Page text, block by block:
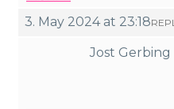
3. May 2024 at 23:18
Jost Gerbing